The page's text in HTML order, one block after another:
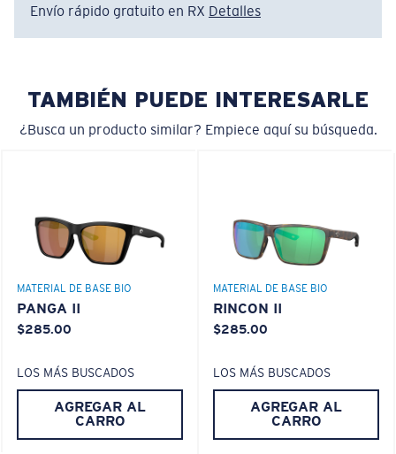
Un frontal de lente amplio diseñado para ajustarse a
rostros de tamaño regular.
Curva base 6 - Cobertura media
Monturas con cobertura y diseño envolvente medios
que valoran el estilo pero siguen ofreciendo el mejor
¿No tiene a mano una regla de medir?
Use esta práctica guía para calcular el ajuste que
Lentes 580® Polarizadas
580® VIDRIO LIGHTWAVE
ENLACE MOLECULAR C-WALL®
Envío rápido gratuito en RX Detalles
TAMBIÉN PUEDE INTERESARLE
¿Busca un producto similar? Empiece aquí su búsqueda.
MATERIAL DE BASE BIO
PANGA II
$285.00
LOS MÁS BUSCADOS
AGREGAR AL
CARRO
MATERIAL DE BASE BIO
RINCON II
$285.00
LOS MÁS BUSCADOS
AGREGAR AL
CARRO